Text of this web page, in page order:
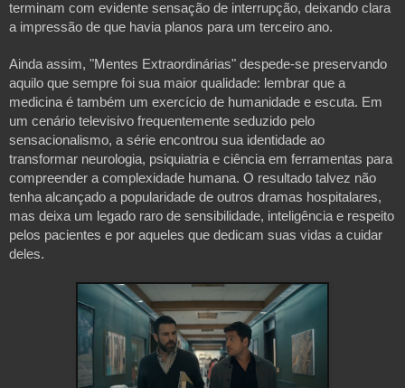
terminam com evidente sensação de interrupção, deixando clara
a impressão de que havia planos para um terceiro ano.
Ainda assim, "Mentes Extraordinárias" despede-se preservando
aquilo que sempre foi sua maior qualidade: lembrar que a
medicina é também um exercício de humanidade e escuta. Em
um cenário televisivo frequentemente seduzido pelo
sensacionalismo, a série encontrou sua identidade ao
transformar neurologia, psiquiatria e ciência em ferramentas para
compreender a complexidade humana. O resultado talvez não
tenha alcançado a popularidade de outros dramas hospitalares,
mas deixa um legado raro de sensibilidade, inteligência e respeito
pelos pacientes e por aqueles que dedicam suas vidas a cuidar
deles.